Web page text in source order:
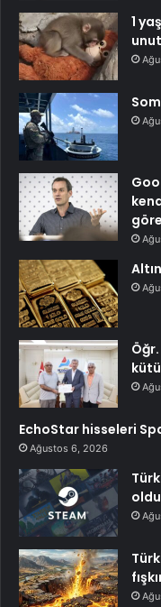
1
EchoStar hisseleri
Ağustos 6, 2026